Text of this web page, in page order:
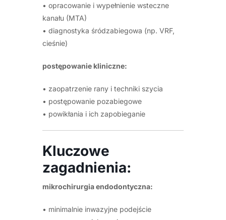
• opracowanie i wypełnienie wsteczne
kanału (MTA)
• diagnostyka śródzabiegowa (np. VRF,
cieśnie)
postępowanie kliniczne:
• zaopatrzenie rany i techniki szycia
• postępowanie pozabiegowe
• powikłania i ich zapobieganie
Kluczowe
zagadnienia:
mikrochirurgia endodontyczna:
• minimalnie inwazyjne podejście